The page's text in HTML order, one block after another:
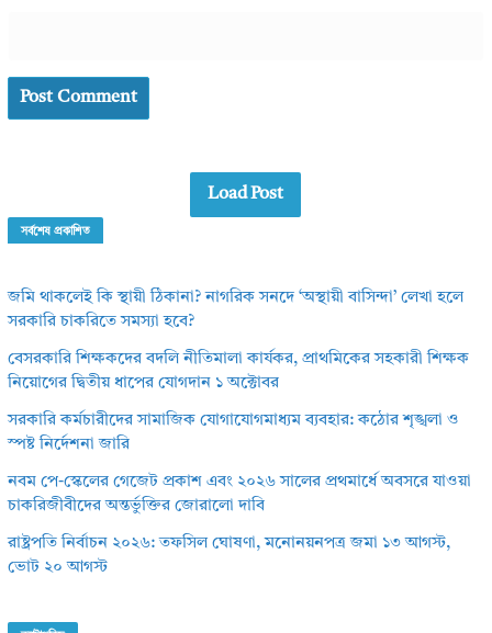
Load Post
সর্বশেষ প্রকাশিত
জমি থাকলেই কি স্থায়ী ঠিকানা? নাগরিক সনদে ‘অস্থায়ী বাসিন্দা’ লেখা হলে
সরকারি চাকরিতে সমস্যা হবে?
বেসরকারি শিক্ষকদের বদলি নীতিমালা কার্যকর, প্রাথমিকের সহকারী শিক্ষক
নিয়োগের দ্বিতীয় ধাপের যোগদান ১ অক্টোবর
সরকারি কর্মচারীদের সামাজিক যোগাযোগমাধ্যম ব্যবহার: কঠোর শৃঙ্খলা ও
স্পষ্ট নির্দেশনা জারি
নবম পে-স্কেলের গেজেট প্রকাশ এবং ২০২৬ সালের প্রথমার্ধে অবসরে যাওয়া
চাকরিজীবীদের অন্তর্ভুক্তির জোরালো দাবি
রাষ্ট্রপতি নির্বাচন ২০২৬: তফসিল ঘোষণা, মনোনয়নপত্র জমা ১৩ আগস্ট,
ভোট ২০ আগস্ট